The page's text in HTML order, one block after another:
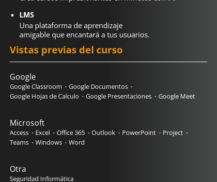
LMS
Una plataforma de aprendizaje
amigable que encantará a tus usuarios.
Vistas previas del curso
Google
Google Classroom
Google Documentos
Google Hojas de Calculo
Google Presentaciones Google Meet
Microsoft
Access Excel Office 365 Outlook PowerPoint
Project
Teams
Windows Word
Otra
Seguridad Informática